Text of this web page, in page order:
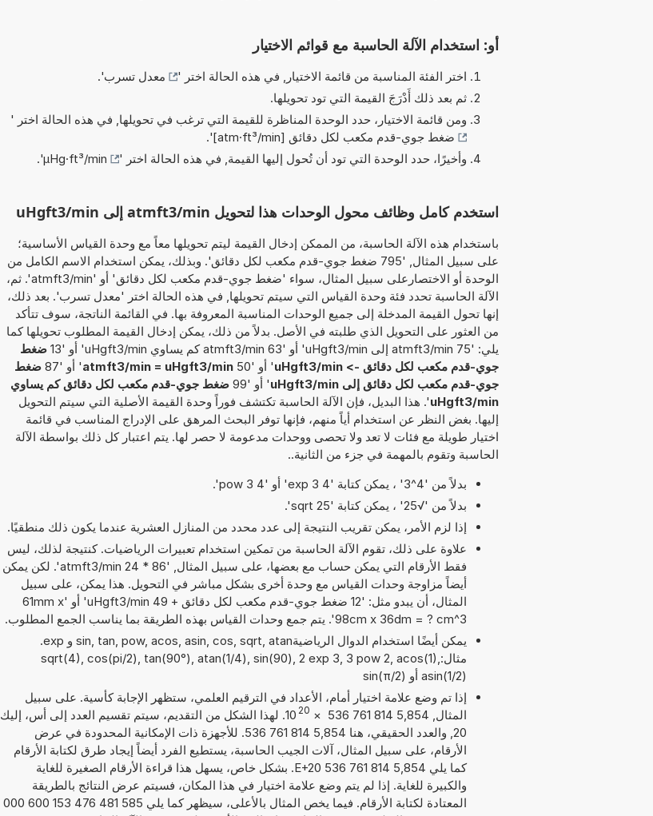
أو: استخدام الآلة الحاسبة مع قوائم الاختيار
اختر الفئة المناسبة من قائمة الاختيار, في هذه الحالة اختر ' معدل تسرب'.
ثم بعد ذلك أَدْرَجَ القيمة التي تود تحويلها.
ومن قائمة الاختيار، حدد الوحدة المناظرة للقيمة التي ترغب في تحويلها, في هذه الحالة اختر '
ضغط جوي-قدم مكعب لكل دقائق [atm·ft³/min]
'.
وأخيرًا، حدد الوحدة التي تود أن تُحول إليها القيمة, في هذه الحالة اختر '
µHg·ft³/min
'.
استخدم كامل وظائف محول الوحدات هذا لتحويل atmft3/min إلى uHgft3/min
باستخدام هذه الآلة الحاسبة، من الممكن إدخال القيمة ليتم تحويلها معاً مع وحدة القياس الأساسية؛
على سبيل المثال, '795 ضغط جوي-قدم مكعب لكل دقائق'. وبذلك، يمكن استخدام الاسم الكامل من
الوحدة أو الاختصارعلى سبيل المثال، سواء 'ضغط جوي-قدم مكعب لكل دقائق' أو 'atmft3/min'. ثم،
الآلة الحاسبة تحدد فئة وحدة القياس التي سيتم تحويلها, في هذه الحالة اختر 'معدل تسرب'. بعد ذلك،
إنها تحول القيمة المدخلة إلى جميع الوحدات المناسبة المعروفة بها. في القائمة الناتجة، سوف تتأكد
من العثور على التحويل الذي طلبته في الأصل. بدلاً من ذلك، يمكن إدخال القيمة المطلوب تحويلها كما
يلي: '75 atmft3/min إلى uHgft3/min' أو '63 atmft3/min كم يساوي uHgft3/min' أو '13
ضغط
جوي-قدم مكعب لكل دقائق -> uHgft3/min
' أو '50 atmft3/min = uHgft3/min' أو '87
ضغط
جوي-قدم مكعب لكل دقائق إلى uHgft3/min
' أو '99
ضغط جوي-قدم مكعب لكل دقائق كم يساوي
uHgft3/min'. هذا البديل، فإن الآلة الحاسبة تكتشف فوراً وحدة القيمة الأصلية التي سيتم التحويل
إليها. بغض النظر عن استخدام أياً منهم، فإنها توفر البحث المرهق على الإدراج المناسب في قائمة
اختيار طويلة مع فئات لا تعد ولا تحصى ووحدات مدعومة لا حصر لها. يتم اعتبار كل ذلك بواسطة الآلة
الحاسبة وتقوم بالمهمة في جزء من الثانية..
بدلاً من '4^3' ، يمكن كتابة '4 exp 3' أو '4 pow 3'.
بدلاً من '√25' ، يمكن كتابة 'sqrt 25'.
إذا لزم الأمر، يمكن تقريب النتيجة إلى عدد محدد من المنازل العشرية عندما يكون ذلك منطقيًا.
علاوة على ذلك، تقوم الآلة الحاسبة من تمكين استخدام تعبيرات الرياضيات. كنتيجة لذلك، ليس
فقط الأرقام التي يمكن حساب مع بعضها، على سبيل المثال, '86 * 24 atmft3/min'. لكن يمكن
أيضاً مزاوجة وحدات القياس مع وحدة أخرى بشكل مباشر في التحويل. هذا يمكن، على سبيل
المثال، أن يبدو مثل: '12 ضغط جوي-قدم مكعب لكل دقائق + 49 uHgft3/min' أو '61mm x
98cm x 36dm = ? cm^3'. يتم جمع وحدات القياس بهذه الطريقة بما يناسب الجمع المطلوب.
يمكن أيضًا استخدام الدوال الرياضيةsin, tan, pow, acos, asin, cos, sqrt, atan و exp.
مثال:sqrt(4), cos(pi/2), tan(90°), atan(1/4), sin(90), 2 exp 3, 3 pow 2, acos(1),
asin(1/2) أو sin(π/2)
إذا تم وضع علامة اختيار أمام، الأعداد في الترقيم العلمي، ستظهر الإجابة كأسية. على سبيل
المثال, 5,854 814 761 536
×
10 20
. لهذا الشكل من التقديم، سيتم تقسيم العدد إلى أس، إليك
20, والعدد الحقيقي، هنا 5,854 814 761 536. للأجهزة ذات الإمكانية المحدودة في عرض
الأرقام، على سبيل المثال، آلات الجيب الحاسبة، يستطيع الفرد أيضاً إيجاد طرق لكتابة الأرقام
كما يلي 5,854 814 761 536 E+20. بشكل خاص، يسهل هذا قراءة الأرقام الصغيرة للغاية
والكبيرة للغاية. إذا لم يتم وضع علامة اختيار في هذا المكان، فسيتم عرض النتائج بالطريقة
المعتادة لكتابة الأرقام. فيما يخص المثال بالأعلى، سيظهر كما يلي 585 481 476 153 600 000